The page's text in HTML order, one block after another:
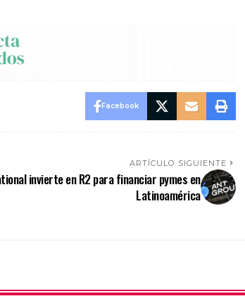
Facebook
ARTÍCULO SIGUIENTE
invierte en R2 para financiar pymes en
Latinoamérica